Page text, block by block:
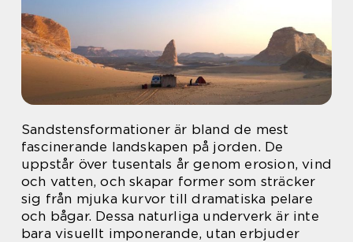
Sandstensformationer är bland de mest
fascinerande landskapen på jorden. De
uppstår över tusentals år genom erosion, vind
och vatten, och skapar former som sträcker
sig från mjuka kurvor till dramatiska pelare
och bågar. Dessa naturliga underverk är inte
bara visuellt imponerande, utan erbjuder